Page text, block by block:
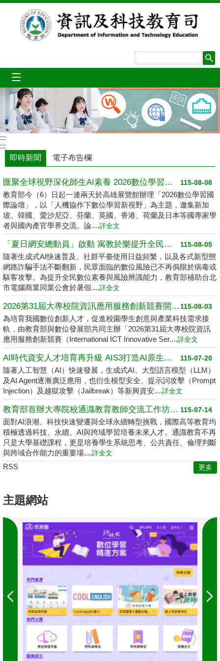
跳到主要內容區塊
:::
:::
即時新聞
電子布告欄
115-08-06
匯聚全球視野深化師生AI素養 2026數位學習國際論壇高雄登場
教育部今（6）日起一連兩天於高雄展覽館辦理「2026數位學習國
際論壇」，以「人機協作下數位學習新視野」為主題，邀集新加
坡、韓國、愛沙尼亞、芬蘭、英國、香港、荷蘭及日本等國專家學
者與國內產官學界交流。論....詳全文
115-08-05
「夏日網安總動員」啟動 寓教於樂提升全民數位素養
隨著生成式AI快速普及、社群平臺使用日益頻繁，以及各式新型態
網路詐騙手法不斷翻新，民眾面臨的數位風險已不再侷限於病毒或
駭客攻擊。為提升全民數位素養與風險辨識能力，教育部補助台北
市電腦商業同業公會於暑假....詳全文
115-08-03
2026第31屆大專校院資訊應用服務創新競賽開跑了 請高中職以上學生踴躍報名
為培育我國數位創新人才，促進校園學生創意與產業科技需求接
軌，由教育部與數位發展部共同主辦「2026第31屆大專校院資訊
應用服務創新競賽（International ICT Innovative Ser....詳全文
115-07-20
AI時代資安人才培育再升級 AIS3打造AI原生資安學習環境
隨著人工智慧（AI）快速發展，生成式AI、大型語言模型（LLM）
及AI Agent逐漸廣泛應用，也衍生模型安全、提示詞攻擊（Prompt
Injection）及越獄攻擊（Jailbreak）等新興資安....詳全文
115-07-14
教育部首辦大專院校通識教育教師交流工作坊 邁向2050共創未來永續大學
面對AI浪潮、科技快速變遷與全球永續轉型挑戰，國際高等教育均
積極透過科技、永續、AI與跨域學習培養未來人才。通識教育不再
只是大學基礎課程，更是培養學生系統思考、公共責任、倫理判斷
與跨域合作能力的重要場....詳全文
RSS 更多
主題網站